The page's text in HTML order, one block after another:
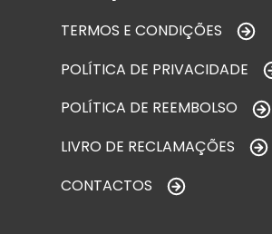
TERMOS E CONDIÇÕES
POLÍTICA DE PRIVACIDADE
POLÍTICA DE REEMBOLSO
LIVRO DE RECLAMAÇÕES
CONTACTOS